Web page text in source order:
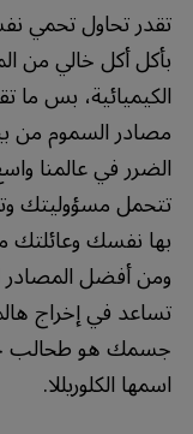
تقدر تحاول تحمي
بأكل أكل خالي من
الكيميائية، بس
مصادر السموم من
الضرر في عالمنا
تتحمل مسؤوليتك
بها نفسك وعائلتك
ومن أفضل المصادر
تساعد في إخراج
جسمك هو طحالب
اسمها الكلوريللا.